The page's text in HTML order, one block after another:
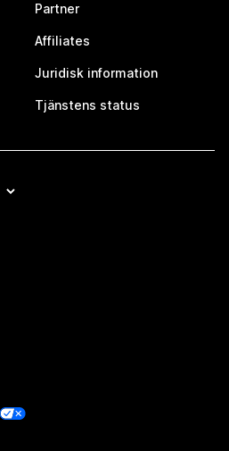
Partner
Affiliates
Juridisk information
Tjänstens status